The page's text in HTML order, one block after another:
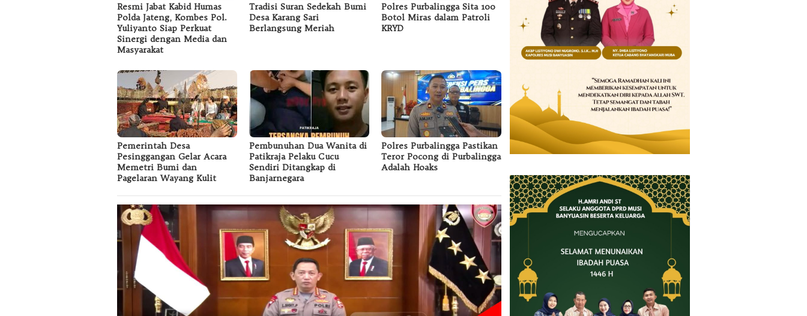
Resmi Jabat Kabid Humas
Polda Jateng, Kombes Pol.
Yuliyanto Siap Perkuat
Sinergi dengan Media dan
Masyarakat
Tradisi Suran Sedekah Bumi
Desa Karang Sari
Berlangsung Meriah
Polres Purbalingga Sita 100
Botol Miras dalam Patroli
KRYD
Pemerintah Desa
Pesinggangan Gelar Acara
Memetri Bumi dan
Pagelaran Wayang Kulit
Pembunuhan Dua Wanita di
Patikraja Pelaku Cucu
Sendiri Ditangkap di
Banjarnegara
Polres Purbalingga Pastikan
Teror Pocong di Purbalingga
Adalah Hoaks